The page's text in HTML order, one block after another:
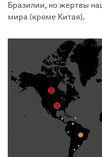
Бразилии, но жертвы
мира (кроме Китая).